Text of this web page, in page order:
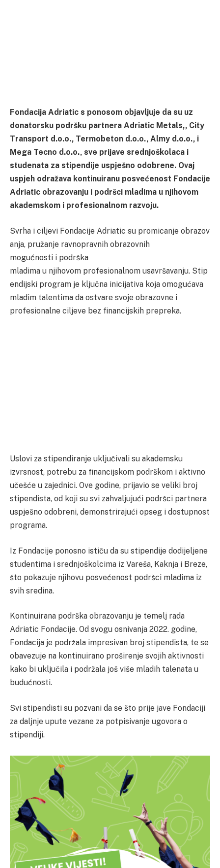
Fondacija Adriatic s ponosom objavljuje da su uz
donatorsku podršku partnera Adriatic Metals,, City
Transport d.o.o., Termobeton d.o.o., Almy d.o.o., i
Mega Tecno d.o.o., sve prijave srednjoškolaca i
studenata za stipendije uspješno odobrene. Ovaj
uspjeh odražava kontinuiranu posvećenost Fondacije
Adriatic obrazovanju i podršci mladima u njihovom
akademskom i profesionalnom razvoju.
Svrha i ciljevi Fondacije Adriatic su promicanje obrazov
anja, pružanje ravnopravnih obrazovnih
mogućnosti i podrška
mladima u njihovom profesionalnom usavršavanju. Stip
endijski program je ključna inicijativa koja omogućava
mladim talentima da ostvare svoje obrazovne i
profesionalne ciljeve bez financijskih prepreka.
Uslovi za stipendiranje uključivali su akademsku
izvrsnost, potrebu za financijskom podrškom i aktivno
učešće u zajednici. Ove godine, prijavio se veliki broj
stipendista, od koji su svi zahvaljujući podršci partnera
uspješno odobreni, demonstrirajući opseg i dostupnost
programa.
Iz Fondacije ponosno ističu da su stipendije dodijeljene
studentima i srednjoškolcima iz Vareša, Kaknja i Breze,
što pokazuje njihovu posvećenost podršci mladima iz
svih sredina.
Kontinuirana podrška obrazovanju je temelj rada
Adriatic Fondacije. Od svogu osnivanja 2022. godine,
Fondacija je podržala impresivan broj stipendista, te se
obavezuje na kontinuirano proširenje svojih aktivnosti
kako bi uključila i podržala još više mladih talenata u
budućnosti.
Svi stipendisti su pozvani da se što prije jave Fondaciji
za daljnje upute vezane za potpisivanje ugovora o
stipendiji.